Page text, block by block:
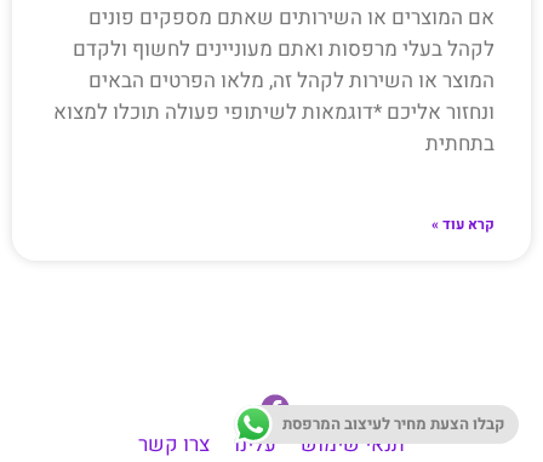
אם המוצרים או השירותים שאתם מספקים פונים
לקהל בעלי מרפסות ואתם מעוניינים לחשוף ולקדם
המוצר או השירות לקהל זה, מלאו הפרטים הבאים
ונחזור אליכם *דוגמאות לשיתופי פעולה תוכלו למצוא
בתחתית
קרא עוד »
תנאי שימוש עלינו צרו קשר
קבלו הצעת מחיר לעיצוב המרפסת